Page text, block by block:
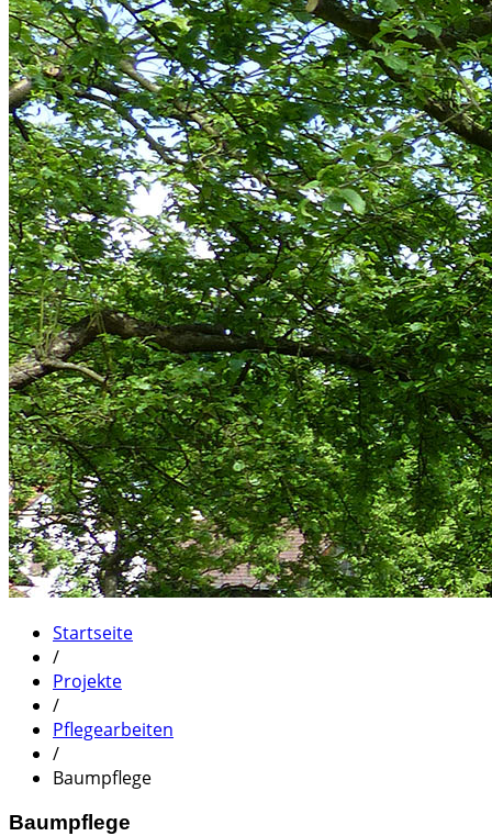
Startseite
/
Projekte
/
Pflegearbeiten
/
Baumpflege
Baumpflege